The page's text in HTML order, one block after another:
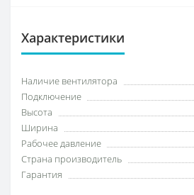
Характеристики
Наличие вентилятора
Подключение
Высота
Ширина
Рабочее давление
Страна производитель
Гарантия